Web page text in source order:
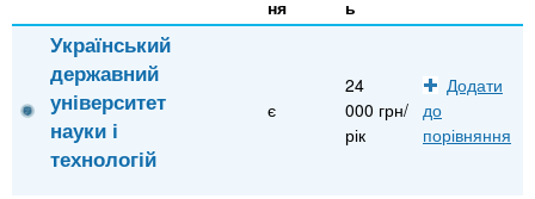
i
n
в
ня
ь
Український
державний
університет
науки і
технологій
є
24
000 грн/
рік
Додати
до
порівняння